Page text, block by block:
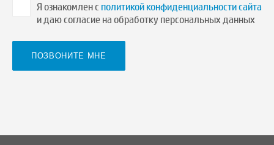
Я ознакомлен с политикой конфиденциальности сайта
и даю согласие на обработку персональных данных